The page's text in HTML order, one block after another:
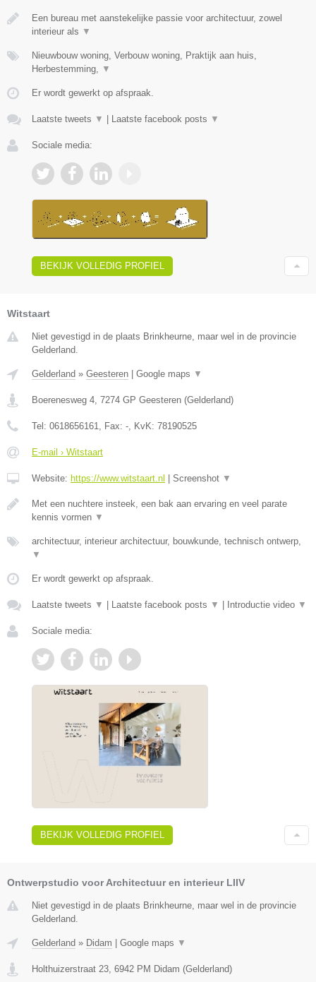
Een bureau met aanstekelijke passie voor architectuur, zowel
interieur als ▼
Nieuwbouw woning, Verbouw woning, Praktijk aan huis,
Herbestemming, ▼
Er wordt gewerkt op afspraak.
Laatste tweets ▼ Laatste facebook posts ▼
Sociale media:
BEKIJK VOLLEDIG PROFIEL
Witstaart
Niet gevestigd in de plaats Brinkheurne, maar wel in de provincie
Gelderland.
Gelderland » Geesteren | Google maps ▼
Boerenesweg 4 7274 GP Geesteren (Gelderland)
Tel: 0618656161 , Fax: - , KvK: 78190525
E-mail › Witstaart
Website: https://www.witstaart.nl | Screenshot ▼
Met een nuchtere insteek, een bak aan ervaring en veel parate
kennis vormen ▼
architectuur, interieur architectuur, bouwkunde, technisch ontwerp,
▼
Er wordt gewerkt op afspraak.
Laatste tweets ▼ | Laatste facebook posts ▼ | Introductie video ▼
Sociale media:
BEKIJK VOLLEDIG PROFIEL
Ontwerpstudio voor Architectuur en interieur LIIV
Niet gevestigd in de plaats Brinkheurne, maar wel in de provincie
Gelderland.
Gelderland » Didam Google maps ▼
Holthuizerstraat 23, 6942 PM Didam (Gelderland)